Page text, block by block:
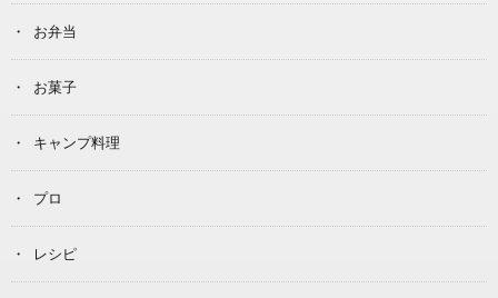
お弁当
お菓子
キャンプ料理
プロ
レシピ